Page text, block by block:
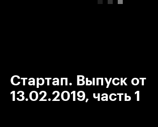
Стартап. Выпуск от
13.02.2019, часть 1